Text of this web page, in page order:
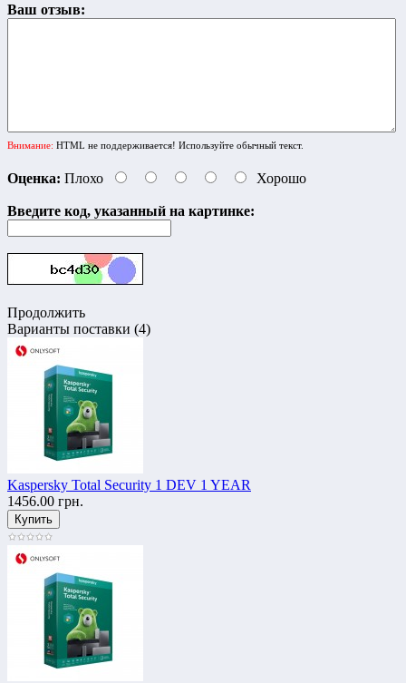
Ваш отзыв:
Внимание: HTML не поддерживается! Используйте обычный текст.
Оценка: Плохо Хорошо
Введите код, указанный на картинке:
Продолжить
Варианты поставки (4)
Kaspersky Total Security 1 DEV 1 YEAR
1456.00 грн.